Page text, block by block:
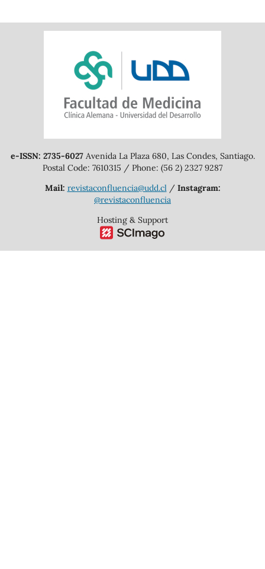
e-ISSN: 2735-6027Avenida La Plaza 680, Las Condes, Santiago.
Postal Code: 7610315 / Phone: (56 2) 2327 9287
Mail: revistaconfluencia@udd.cl/ Instagram:
@revistaconfluencia
Hosting & Support